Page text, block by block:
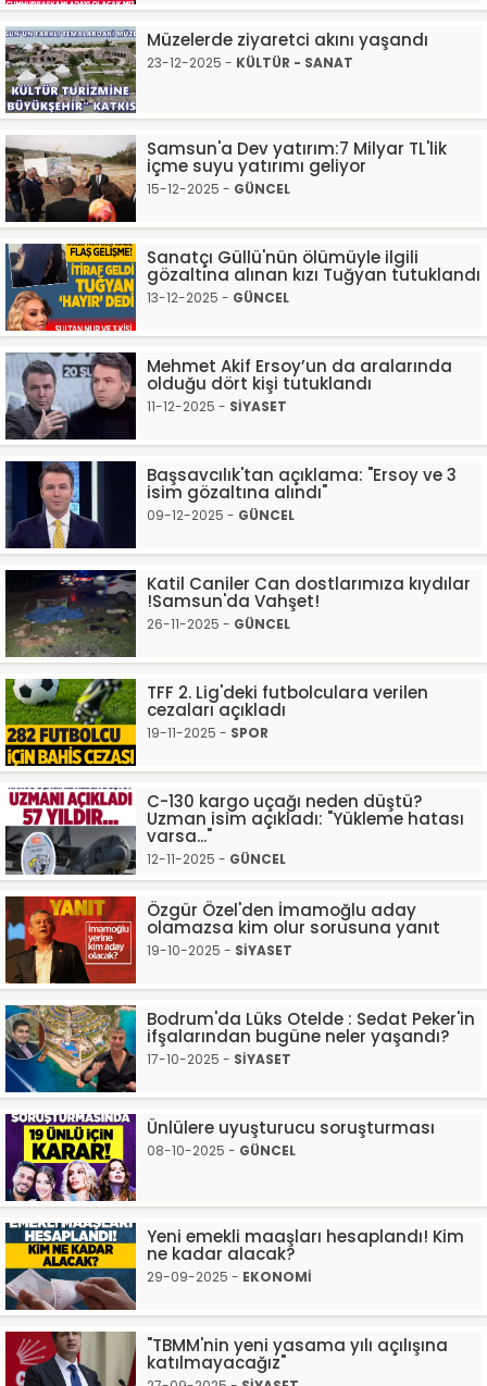
Müzelerde ziyaretci akını yaşandı
23-12-2025 - KÜLTÜR - SANAT
Samsun'a Dev yatırım:7 Milyar TL'lik
içme suyu yatırımı geliyor
15-12-2025 - GÜNCEL
Sanatçı Güllü'nün ölümüyle ilgili
gözaltına alınan kızı Tuğyan tutuklandı
13-12-2025 - GÜNCEL
Mehmet Akif Ersoy’un da aralarında
olduğu dört kişi tutuklandı
11-12-2025 - SİYASET
Başsavcılık'tan açıklama: "Ersoy ve 3
isim gözaltına alındı"
09-12-2025 - GÜNCEL
Katil Caniler Can dostlarımıza kıydılar
!Samsun'da Vahşet!
26-11-2025 - GÜNCEL
TFF 2. Lig'deki futbolculara verilen
cezaları açıkladı
19-11-2025 - SPOR
C-130 kargo uçağı neden düştü?
Uzman isim açıkladı: "Yükleme hatası
varsa..."
12-11-2025 - GÜNCEL
Özgür Özel'den İmamoğlu aday
olamazsa kim olur sorusuna yanıt
19-10-2025 - SİYASET
Bodrum'da Lüks Otelde : Sedat Peker'in
ifşalarından bugüne neler yaşandı?
17-10-2025 - SİYASET
Ünlülere uyuşturucu soruşturması
08-10-2025 - GÜNCEL
Yeni emekli maaşları hesaplandı! Kim
ne kadar alacak?
29-09-2025 - EKONOMİ
"TBMM'nin yeni yasama yılı açılışına
katılmayacağız"